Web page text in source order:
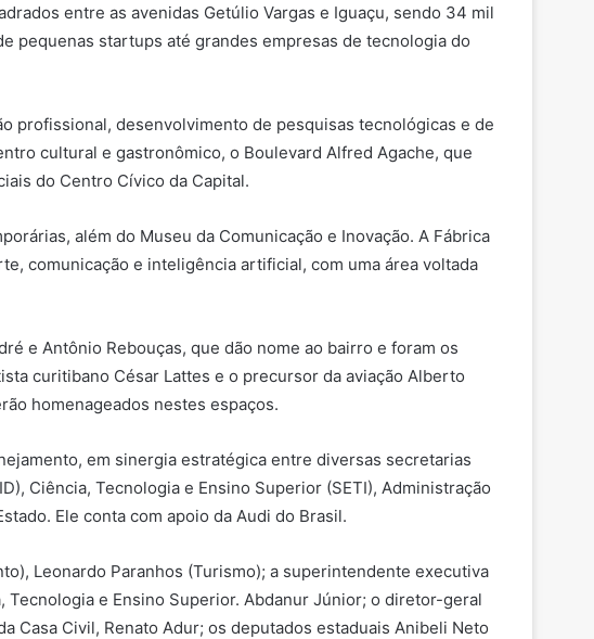
entre as avenidas Getúlio Vargas e Iguaçu, sendo 34 mil
pequenas startups até grandes empresas de tecnologia do
profissional, desenvolvimento de pesquisas tecnológicas e de
cultural e gastronômico, o Boulevard Alfred Agache, que
do Centro Cívico da Capital.
além do Museu da Comunicação e Inovação. A Fábrica
comunicação e inteligência artificial, com uma área voltada
e Antônio Rebouças, que dão nome ao bairro e foram os
curitibano César Lattes e o precursor da aviação Alberto
homenageados nestes espaços.
em sinergia estratégica entre diversas secretarias
Ciência, Tecnologia e Ensino Superior (SETI), Administração
Ele conta com apoio da Audi do Brasil.
Leonardo Paranhos (Turismo); a superintendente executiva
Tecnologia e Ensino Superior. Abdanur Júnior; o diretor-geral
Casa Civil, Renato Adur; os deputados estaduais Anibeli Neto